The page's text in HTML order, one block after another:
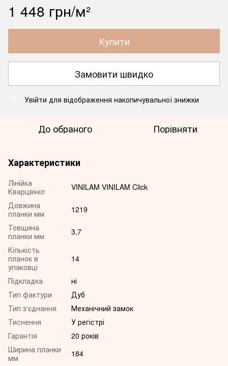
1 448 грн/м²
Купити
Замовити швидко
Увійти для відображення накопичувальної знижки
До обраного Порівняти
Характеристики
Лінійка
Кварцвініл
VINILAM VINILAM Click
Довжина
планки мм
1219
Товщина
планки мм
3,7
Кількість
планок в
упаковці
14
Підкладка
ні
Тип фактури
Дуб
Тип з'єднання
Механічний замок
Тиснення
У регістрі
Гарантія
20 років
Ширина планки
мм
184